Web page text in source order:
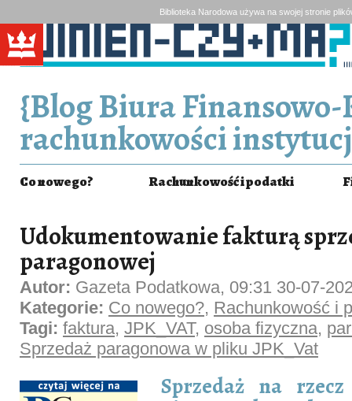
Biblioteka Narodowa używa na swojej stronie
{Blog Biura
rachunkowości
Co nowego? Rachunkowość i podatki
Udokumentowanie fakturą
paragonowej
Autor: Gazeta Podatkowa, 09:31 30-07-
Kategorie: Co nowego?, Rachunkowość i
Tagi: faktura, JPK_VAT, osoba fizyczna,
Sprzedaż paragonowa w pliku JPK_Vat
Sprzedaż na